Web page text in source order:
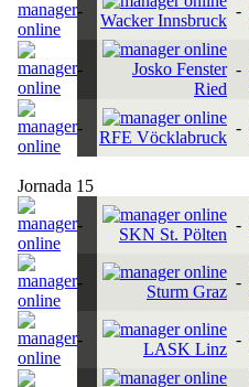
-
Wacker Innsbruck
-
-
Josko Fenster
Ried
-
-
RFE Vöcklabruck
-
Jornada 15
-
SKN St. Pölten
-
-
Sturm Graz
-
-
LASK Linz
-